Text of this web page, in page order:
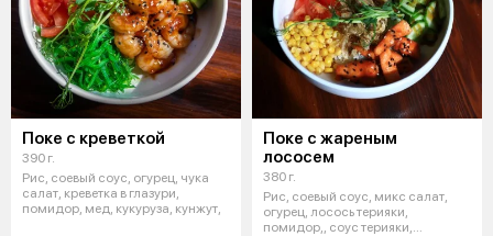
Поке с креветкой
390 г.
Рис, соевый соус, огурец, чука
салат, креветка в глазури,
помидор, мед, кукуруза, кунжут,
Поке с жареным
лососем
380 г.
Рис, соевый соус, микс салат,
огурец, лосось терияки,
помидор,, соус терияки,